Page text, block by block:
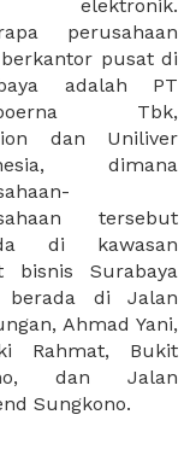
Sungkono.